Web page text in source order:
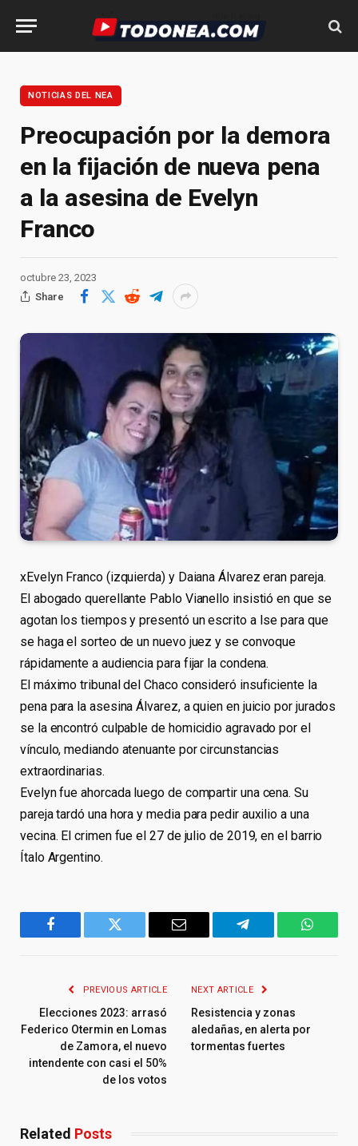
NOTICIAS DEL NEA
Preocupación por la demora
en la fijación de nueva pena
a la asesina de Evelyn
Franco
octubre 23, 2023
Share
xEvelyn Franco (izquierda) y Daiana Álvarez eran pareja.
El abogado querellante Pablo Vianello insistió en que se
agotan los tiempos y presentó un escrito a Ise para que
se haga el sorteo de un nuevo juez y se convoque
rápidamente a audiencia para fijar la condena.
El máximo tribunal del Chaco consideró insuficiente la
pena para la asesina Álvarez, a quien en juicio por jurados
se la encontró culpable de homicidio agravado por el
vínculo, mediando atenuante por circunstancias
extraordinarias.
Evelyn fue ahorcada luego de compartir una cena. Su
pareja tardó una hora y media para pedir auxilio a una
vecina. El crimen fue el 27 de julio de 2019, en el barrio
Ítalo Argentino.
Facebook Twitter Email Telegram
PREVIOUS ARTICLE
Elecciones 2023: arrasó
Federico Otermin en Lomas
de Zamora, el nuevo
intendente con casi el 50%
de los votos
NEXT ARTICLE
Resistencia y zonas
aledañas, en alerta por
tormentas fuertes
Related Posts